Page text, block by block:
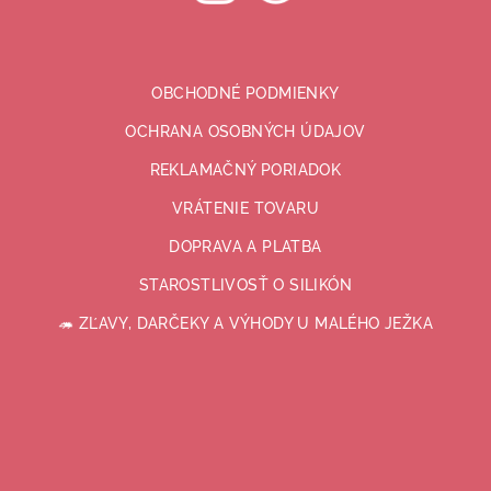
u
OBCHODNÉ PODMIENKY
OCHRANA OSOBNÝCH ÚDAJOV
REKLAMAČNÝ PORIADOK
VRÁTENIE TOVARU
DOPRAVA A PLATBA
STAROSTLIVOSŤ O SILIKÓN
🦔 ZĽAVY, DARČEKY A VÝHODY U MALÉHO JEŽKA